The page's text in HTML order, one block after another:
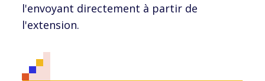
l'envoyant directement à partir de
l'extension.